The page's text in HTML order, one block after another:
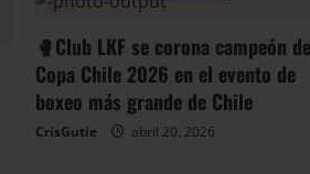
🥊Club LKF se corona campeón
Copa Chile 2026 en el evento de
boxeo más grande de Chile
CrisGutie abril 20, 2026